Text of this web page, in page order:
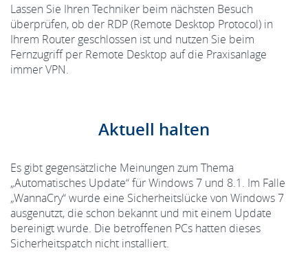
Lassen Sie Ihren Techniker beim nächsten Besuch
überprüfen, ob der RDP (Remote Desktop Protocol) in
Ihrem Router geschlossen ist und nutzen Sie beim
Fernzugriff per Remote Desktop auf die Praxisanlage
immer VPN.
Aktuell halten
Es gibt gegensätzliche Meinungen zum Thema
„Automatisches Update“ für Windows 7 und 8.1. Im Falle
„WannaCry“ wurde eine Sicherheitslücke von Windows 7
ausgenutzt, die schon bekannt und mit einem Update
bereinigt wurde. Die betroffenen PCs hatten dieses
Sicherheitspatch nicht installiert.